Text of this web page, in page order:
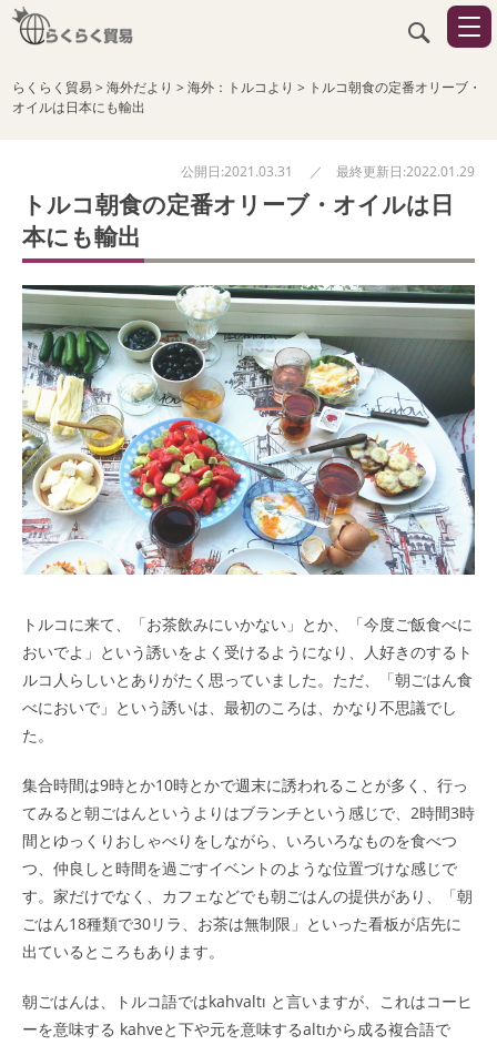
らくらく貿易>海外だより >海外：トルコより > トルコ朝食の定番オリーブ・
オイルは日本にも輸出
公開日:2021.03.31 ／ 最終更新日:2022.01.29
トルコ朝食の定番オリーブ・オイルは日
本にも輸出
トルコに来て、「お茶飲みにいかない」とか、「今度ご飯食べに
おいでよ」という誘いをよく受けるようになり、人好きのするト
ルコ人らしいとありがたく思っていました。ただ、「朝ごはん食
べにおいで」という誘いは、最初のころは、かなり不思議でし
た。
集合時間は9時とか10時とかで週末に誘われることが多く、行っ
てみると朝ごはんというよりはブランチという感じで、2時間3時
間とゆっくりおしゃべりをしながら、いろいろなものを食べつ
つ、仲良しと時間を過ごすイベントのような位置づけな感じで
す。家だけでなく、カフェなどでも朝ごはんの提供があり、「朝
ごはん18種類で30リラ、お茶は無制限」といった看板が店先に
出ているところもあります。
朝ごはんは、トルコ語ではkahvaltı と言いますが、これはコーヒ
ーを意味する kahveと下や元を意味するaltıから成る複合語で